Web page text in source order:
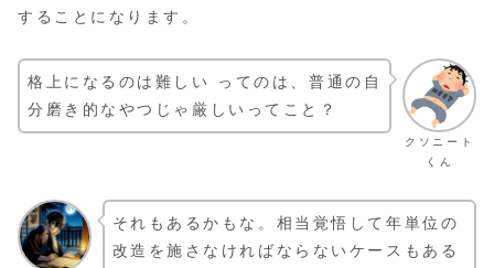
することになります。
クソニート
くん
格上になるのは難しい ってのは、普通の自
分磨き的なやつじゃ厳しいってこと？
それもあるかもな。相当覚悟して年単位の
改造を施さなければならないケースもある